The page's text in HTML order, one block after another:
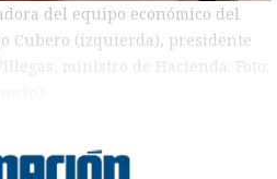
del equipo económico del
Cubero (izquierda), presidente
ministro de Hacienda. Foto: